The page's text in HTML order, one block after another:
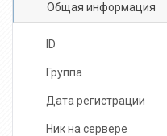
Общая информация
ID
Группа
Дата регистрации
Ник на сервере